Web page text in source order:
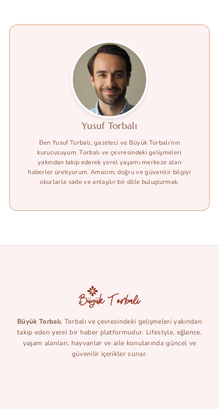
Yusuf Torbalı
Ben Yusuf Torbalı, gazeteci ve Büyük Torbalı’nın
kurucusuyum. Torbalı ve çevresindeki gelişmeleri
yakından takip ederek yerel yaşamı merkeze alan
haberler üretiyorum. Amacım, doğru ve güvenilir bilgiyi
okurlarla sade ve anlaşılır bir dille buluşturmak.
Büyük Torbalı, Torbalı ve çevresindeki gelişmeleri yakından
takip eden yerel bir haber platformudur. Lifestyle, eğlence,
yaşam alanları, hayvanlar ve aile konularında güncel ve
güvenilir içerikler sunar.